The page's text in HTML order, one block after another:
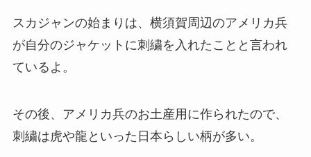
スカジャンの始まりは、横須賀周辺のアメリカ兵
が自分のジャケットに刺繍を入れたことと言われ
ているよ。
その後、アメリカ兵のお土産用に作られたので、
刺繍は虎や龍といった日本らしい柄が多い。